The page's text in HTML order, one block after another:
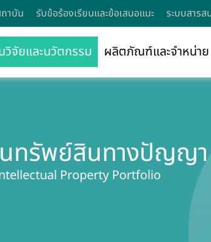
าบัน รับข้อร้องเรียนและข้อเสนอแนะ ระบบสารส
วิจัยและนวัตกรรม ผลิตภัณฑ์และจำหน่าย
ทรัพย์สินทางปัญญา
Property Portfolio